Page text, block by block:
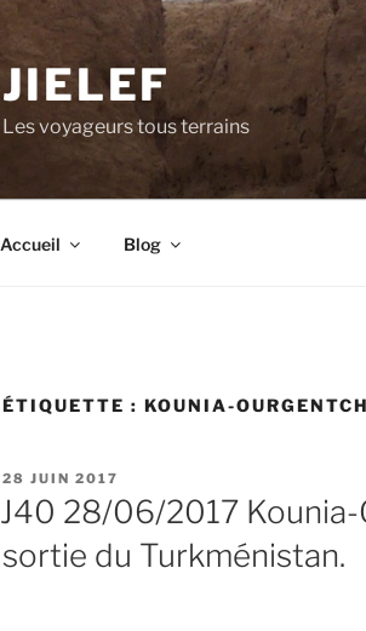
JIELEF
Les voyageurs tous terrains
Accueil Blog
ÉTIQUETTE : KOUNIA-OURGENTCH
PUBLIÉ
LE
28 JUIN 2017
J40 28/06/2017
sortie du Turkménistan.